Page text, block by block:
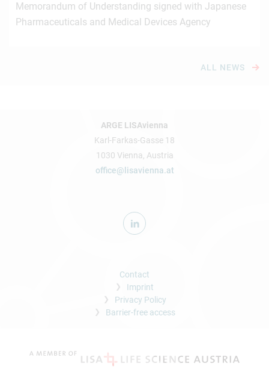
Memorandum of Understanding signed with Japanese
Pharmaceuticals and Medical Devices Agency
ALL NEWS
ARGE LISAvienna
Karl-Farkas-Gasse 18
1030 Vienna, Austria
office@lisavienna.at
Contact
Imprint
Privacy Policy
Barrier-free access